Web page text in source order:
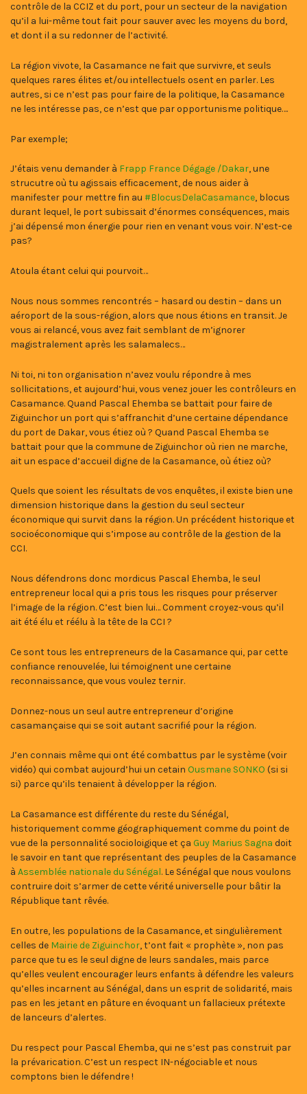
contrôle de la CCIZ et du port, pour un secteur de la navigation
qu’il a lui-même tout fait pour sauver avec les moyens du bord,
et dont il a su redonner de l’activité.
La région vivote, la Casamance ne fait que survivre, et seuls
quelques rares élites et/ou intellectuels osent en parler. Les
autres, si ce n’est pas pour faire de la politique, la Casamance
ne les intéresse pas, ce n’est que par opportunisme politique….
Par exemple;
J’étais venu demander à Frapp France Dégage /Dakar, une
strucutre où tu agissais efficacement, de nous aider à
manifester pour mettre fin au #BlocusDelaCasamance, blocus
durant lequel, le port subissait d’énormes conséquences, mais
j’ai dépensé mon énergie pour rien en venant vous voir. N’est-ce
pas?
Atoula étant celui qui pourvoit…
Nous nous sommes rencontrés – hasard ou destin – dans un
aéroport de la sous-région, alors que nous étions en transit. Je
vous ai relancé, vous avez fait semblant de m’ignorer
magistralement après les salamalecs…
Ni toi, ni ton organisation n’avez voulu répondre à mes
sollicitations, et aujourd’hui, vous venez jouer les contrôleurs en
Casamance. Quand Pascal Ehemba se battait pour faire de
Ziguinchor un port qui s’affranchit d’une certaine dépendance
du port de Dakar, vous étiez où ? Quand Pascal Ehemba se
battait pour que la commune de Ziguinchor où rien ne marche,
ait un espace d’accueil digne de la Casamance, où étiez où?
Quels que soient les résultats de vos enquêtes, il existe bien une
dimension historique dans la gestion du seul secteur
économique qui survit dans la région. Un précédent historique et
socioéconomique qui s’impose au contrôle de la gestion de la
CCI.
Nous défendrons donc mordicus Pascal Ehemba, le seul
entrepreneur local qui a pris tous les risques pour préserver
l’image de la région. C’est bien lui… Comment croyez-vous qu’il
ait été élu et réélu à la tête de la CCI ?
Ce sont tous les entrepreneurs de la Casamance qui, par cette
confiance renouvelée, lui témoignent une certaine
reconnaissance, que vous voulez ternir.
Donnez-nous un seul autre entrepreneur d’origine
casamançaise qui se soit autant sacrifié pour la région.
J’en connais même qui ont été combattus par le système (voir
vidéo) qui combat aujourd’hui un cetain Ousmane SONKO (si si
si) parce qu’ils tenaient à développer la région.
La Casamance est différente du reste du Sénégal,
historiquement comme géographiquement comme du point de
vue de la personnalité socioloigique et ça Guy Marius Sagna doit
le savoir en tant que représentant des peuples de la Casamance
à Assemblée nationale du Sénégal. Le Sénégal que nous voulons
contruire doit s’armer de cette vérité universelle pour bâtir la
République tant rêvée.
En outre, les populations de la Casamance, et singulièrement
celles de Mairie de Ziguinchor, t’ont fait « prophète », non pas
parce que tu es le seul digne de leurs sandales, mais parce
qu’elles veulent encourager leurs enfants à défendre les valeurs
qu’elles incarnent au Sénégal, dans un esprit de solidarité, mais
pas en les jetant en pâture en évoquant un fallacieux prétexte
de lanceurs d’alertes.
Du respect pour Pascal Ehemba, qui ne s’est pas construit par
la prévarication. C’est un respect IN-négociable et nous
comptons bien le défendre !